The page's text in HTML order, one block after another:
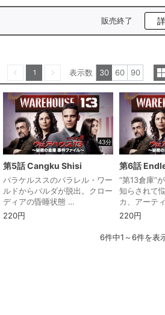
販売終了
1 表示数 30 60
90
43分
第5話 Cangku Shisi
パラケルススのパラレル・ワー
ルドからバルダが脱出。クロー
ディアの昏睡状態 …
220円
第6話
“第13倉庫”
知らされて
カ、アーテ
220円
6件中1～6件を表